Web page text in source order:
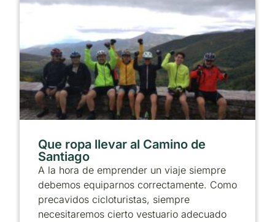
Que ropa llevar al Camino de
Santiago
A la hora de emprender un viaje siempre
debemos equiparnos correctamente. Como
precavidos cicloturistas, siempre
necesitaremos cierto vestuario adecuado